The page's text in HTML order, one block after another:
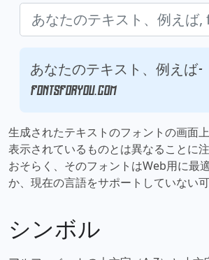
あなたのテキスト、例えば,
fontsforyou.com
生成されたテキストのフォントの画面
表示されているものとは異なることに注
おそらく、そのフォントはWeb用に最
か、現在の言語をサポートしていない可
シンボル